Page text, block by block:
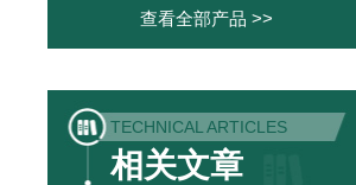
查看全部产品 >>
TECHNICAL ARTICLES
相关文章